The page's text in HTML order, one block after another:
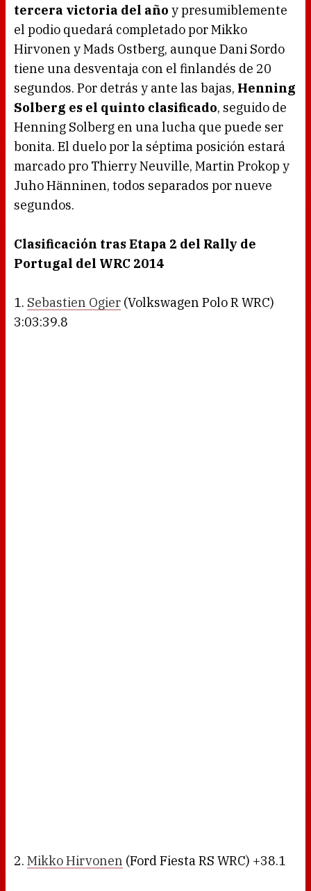
tercera victoria del año y presumiblemente
el podio quedará completado por Mikko
Hirvonen y Mads Ostberg, aunque Dani Sordo
tiene una desventaja con el finlandés de 20
segundos. Por detrás y ante las bajas, Henning
Solberg es el quinto clasificado, seguido de
Henning Solberg en una lucha que puede ser
bonita. El duelo por la séptima posición estará
marcado pro Thierry Neuville, Martin Prokop y
Juho Hänninen, todos separados por nueve
segundos.
Clasificación tras Etapa 2 del Rally de
Portugal del WRC 2014
1. Sebastien Ogier (Volkswagen Polo R WRC)
3:03:39.8
2. Mikko Hirvonen (Ford Fiesta RS WRC) +38.1